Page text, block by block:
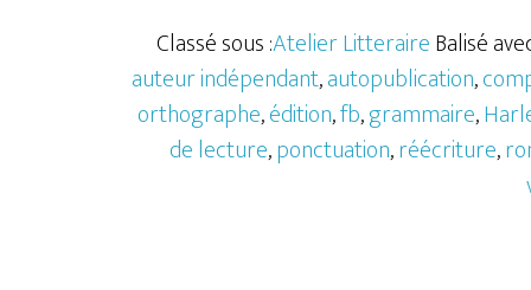
Classé sous :Atelier LitteraireBalisé
auteur indépendant,autopublication,
orthographe,édition,fb,grammaire,
de lecture,ponctuation,réécriture,